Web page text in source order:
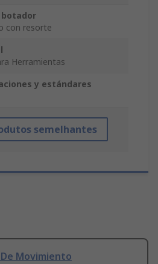
botador
con resorte
Herramientas
y estándares
semelhantes
Movimiento